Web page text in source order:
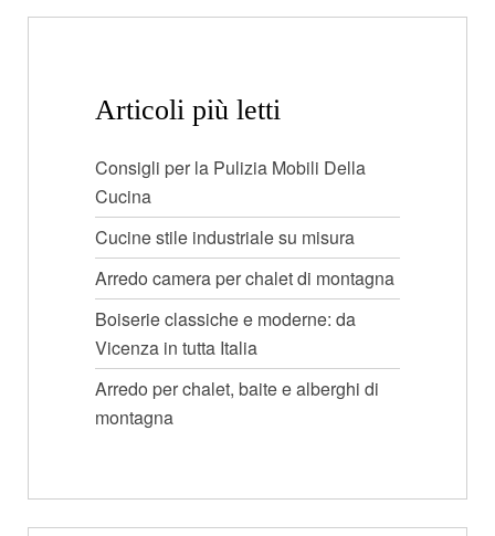
Articoli più letti
Consigli per la Pulizia Mobili Della
Cucina
Cucine stile industriale su misura
Arredo camera per chalet di montagna
Boiserie classiche e moderne: da
Vicenza in tutta Italia
Arredo per chalet, baite e alberghi di
montagna